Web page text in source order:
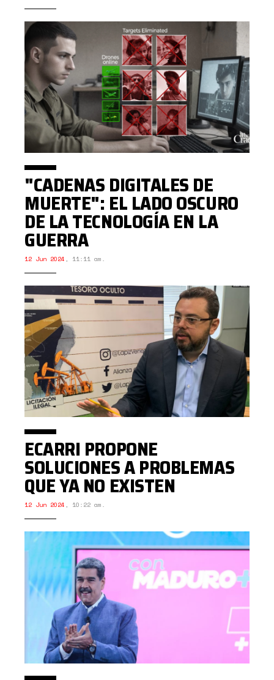
"CADENAS DIGITALES DE
MUERTE": EL LADO OSCURO
DE LA TECNOLOGÍA EN LA
GUERRA
12 Jun 2024 , 11:11 am.
ECARRI PROPONE
SOLUCIONES A PROBLEMAS
QUE YA NO EXISTEN
12 Jun 2024 , 10:22 am.